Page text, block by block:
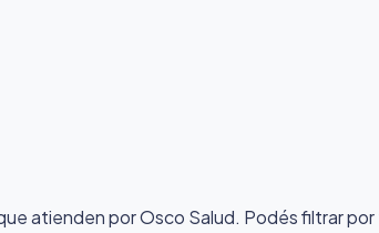
atienden por Osco Salud. Podés filtrar